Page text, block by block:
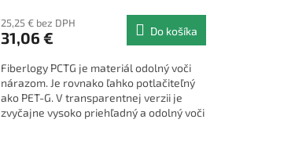
25,25 € bez DPH
31,06 € Do košíka
Fiberlogy PCTG je materiál odolný voči
nárazom. Je rovnako ľahko potlačiteľný
ako PET-G. V transparentnej verzii je
zvyčajne vysoko priehľadný a odolný voči